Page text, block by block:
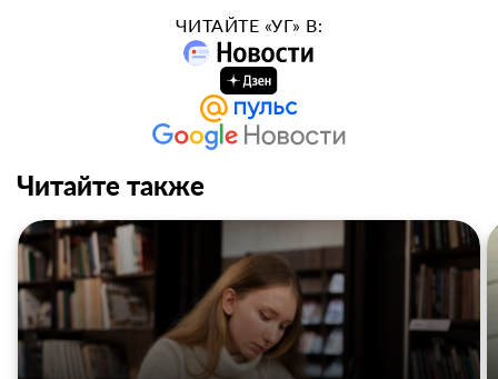
ЧИТАЙТЕ «УГ» В:
Читайте также